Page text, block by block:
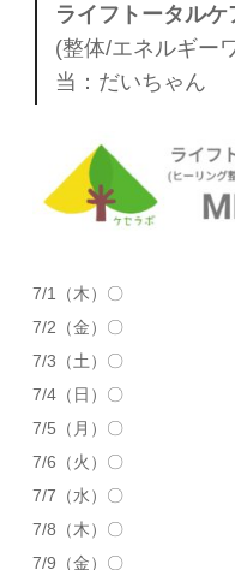
ライフトータル
(整体/エネルギー
当：だいちゃん
7/1（木）〇
7/2（金）〇
7/3（土）〇
7/4（日）〇
7/5（月）〇
7/6（火）〇
7/7（水）〇
7/8（木）〇
7/9（金）〇